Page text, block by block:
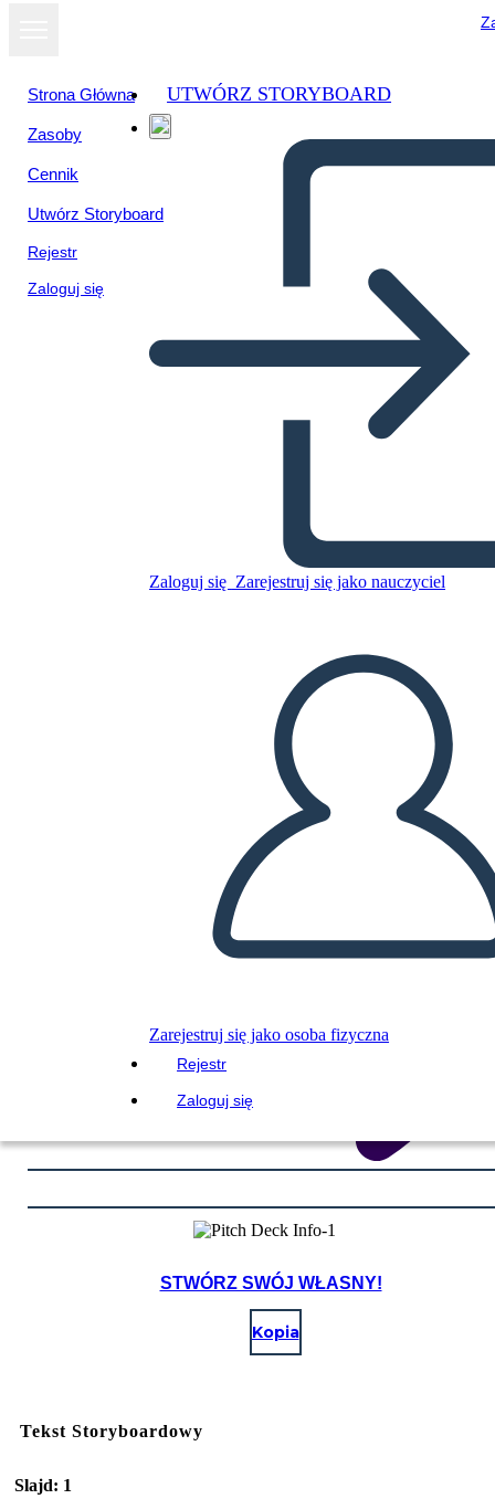
Strona Główna
Zasoby
Cennik
Utwórz Storyboard
Rejestr
Zaloguj się
UTWÓRZ STORYBOARD
Zaloguj się Zarejestruj się jako nauczyciel
Zarejestruj się jako osoba fizyczna
Rejestr
Zaloguj się
Skopiuj tę scenorys
ODTWARZANIE POKAZU SLAJDÓW
PRZECZYTAJ MI
STWÓRZ SWÓJ WŁASNY!
Kopia
Tekst Storyboardowy
Slajd: 1